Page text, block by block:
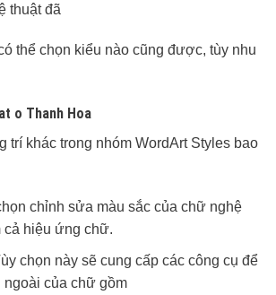
thuật đã
thể chọn kiểu nào cũng được, tùy nhu
o Thanh Hoa
trí khác trong nhóm WordArt Styles bao
chỉnh sửa màu sắc của chữ nghệ
cả hiệu ứng chữ.
chọn này sẽ cung cấp các công cụ để
của chữ gồm